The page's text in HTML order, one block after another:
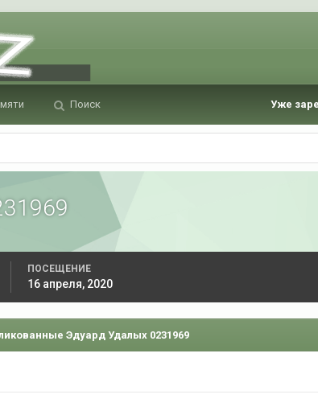
Поиск Уже
ПОСЕЩЕНИЕ
16 апреля, 2020
Эдуард Удалых 0231969